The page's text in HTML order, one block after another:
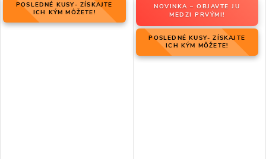
POSLEDNÉ KUSY- ZÍSKAJTE
ICH KÝM MÔŽETE!
NOVINKA – OBJAVTE JU
MEDZI PRVÝMI!
POSLEDNÉ KUSY- ZÍSKAJTE
ICH KÝM MÔŽETE!